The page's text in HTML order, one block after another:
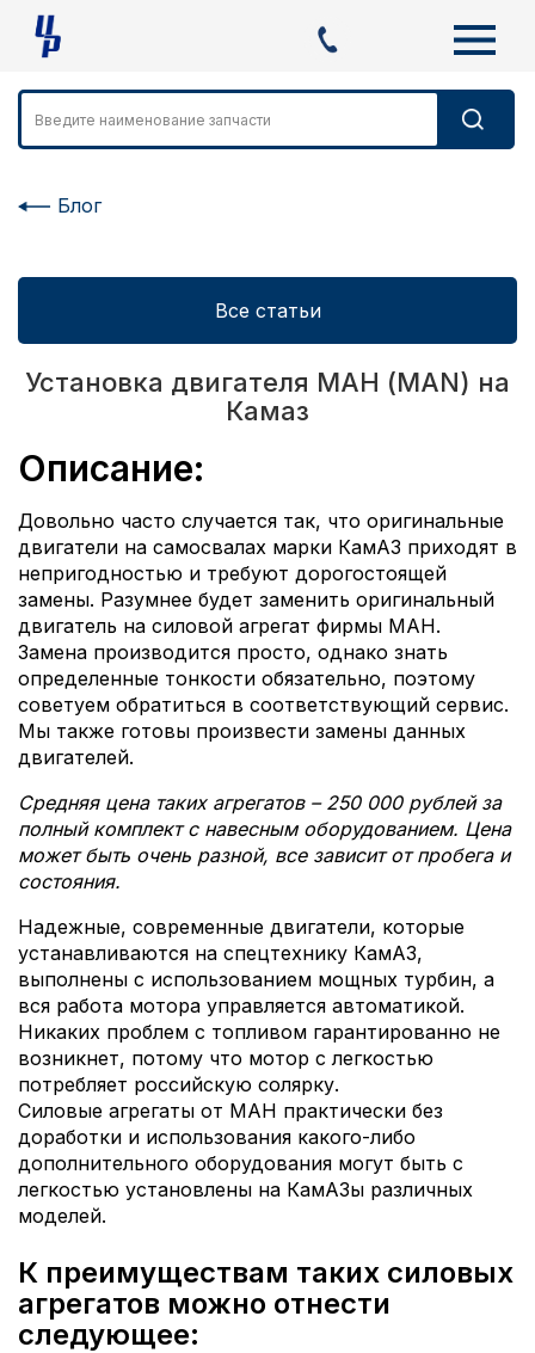
Блог
Все статьи
Установка двигателя МАН (MAN) на
Камаз
Описание:
Довольно часто случается так, что оригинальные
двигатели на самосвалах марки КамАЗ приходят в
непригодностью и требуют дорогостоящей
замены. Разумнее будет заменить оригинальный
двигатель на силовой агрегат фирмы МАН.
Замена производится просто, однако знать
определенные тонкости обязательно, поэтому
советуем обратиться в соответствующий сервис.
Мы также готовы произвести замены данных
двигателей.
Средняя цена таких агрегатов – 250 000 рублей за
полный комплект с навесным оборудованием. Цена
может быть очень разной, все зависит от пробега и
состояния.
Надежные, современные двигатели, которые
устанавливаются на спецтехнику КамАЗ,
выполнены с использованием мощных турбин, а
вся работа мотора управляется автоматикой.
Никаких проблем с топливом гарантированно не
возникнет, потому что мотор с легкостью
потребляет российскую солярку.
Силовые агрегаты от МАН практически без
доработки и использования какого-либо
дополнительного оборудования могут быть с
легкостью установлены на КамАЗы различных
моделей.
К преимуществам таких силовых
агрегатов можно отнести
следующее: